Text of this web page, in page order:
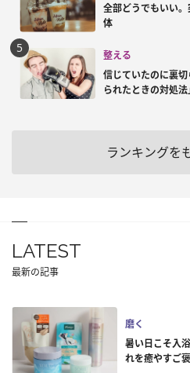
全部どうでもいい
体
整える
信じていたのに裏
られたときの対処法
ランキングを
LATEST
最新の記事
磨く
暑い日こそ入
れを癒やすご